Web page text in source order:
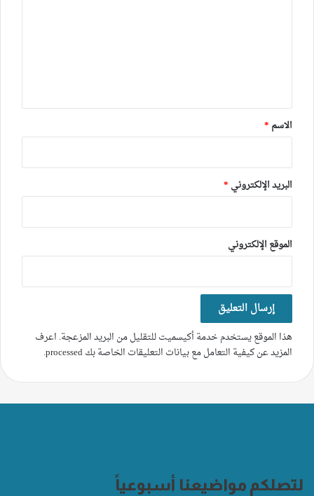
*
الاسم *
البريد الإلكتروني *
الموقع الإلكتروني
هذا الموقع يستخدم خدمة أكيسميت للتقليل من البريد المزعجة. اعرف
المزيد عن كيفية التعامل مع بيانات التعليقات الخاصة بك processed
.
لتصلكم مواضيعنا أسبوعياً